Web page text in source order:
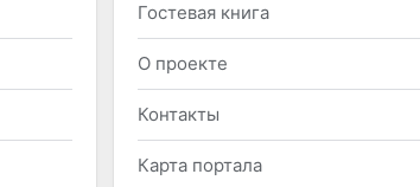
Гостевая книга
О проекте
Контакты
Карта портала